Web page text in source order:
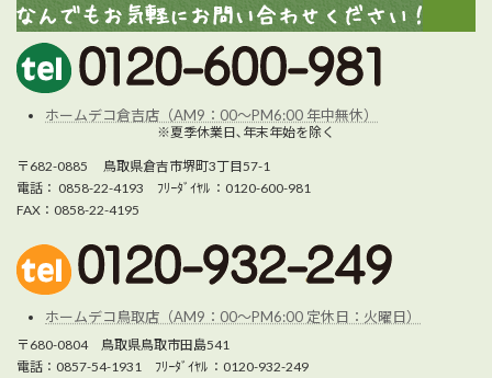
ホームデコ倉吉店（AM9：00～PM6:00 年中無休）
※夏季休業日､年末年始を除く
〒682-0885 鳥取県倉吉市堺町3丁目57-1
電話： 0858-22-4193 ﾌﾘｰﾀﾞｲﾔﾙ ：0120-600-981
FAX：0858-22-4195
ホームデコ鳥取店（AM9：00～PM6:00 定休日：火曜日）
〒680-0804 鳥取県鳥取市田島541
電話：0857-54-1931 ﾌﾘｰﾀﾞｲﾔﾙ ：0120-932-249